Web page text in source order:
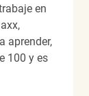
en
aprender,
100 y es